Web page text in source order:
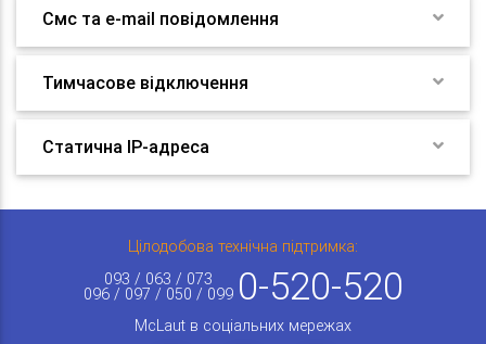
Смс та e-mail повідомлення
Тимчасове відключення
Статична IP-адреса
Цілодобова технічна підтримка:
093 / 063 / 073
096 / 097 / 050 / 099 0-520-520
McLaut в соціальних мережах